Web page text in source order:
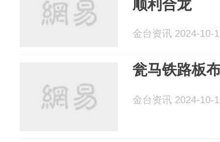
顺利合龙
金台资讯 2024-10-
瓮马铁路板
金台资讯 2024-10-